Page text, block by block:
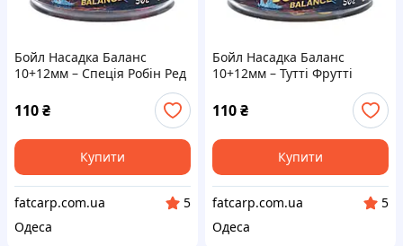
Бойл Насадка Баланс
10+12мм – Спеція Робін Ред
110₴
Купити
fatcarp.com.ua
5
Одеса
Бойл Насадка Баланс
10+12мм – Тутті Фрутті
110₴
Купити
fatcarp.com.ua
5
Одеса